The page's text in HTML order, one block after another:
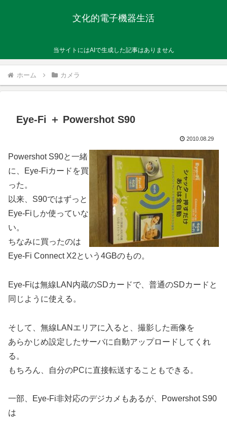
文化的電子機器生活
当サイトにはAIで生成した記事はありません
ホーム カメラ
Eye-Fi ＋ Powershot S90
2010.08.29
Powershot S90と一緒
に、Eye-Fiカードを買
った。
以来、S90ではずっと
Eye-Fiしか使っていな
い。
ちなみに買ったのは
Eye-Fi Connect X2という4GBのもの。
Eye-Fiは無線LAN内蔵のSDカードで、普通のSDカードと
同じように使える。
そして、無線LANエリアに入ると、撮影した画像を
あらかじめ設定したサーバに自動アップロードしてくれ
る。
もちろん、自分のPCに直接転送することもできる。
一部、Eye-Fi非対応のデジカメもあるが、Powershot S90
は